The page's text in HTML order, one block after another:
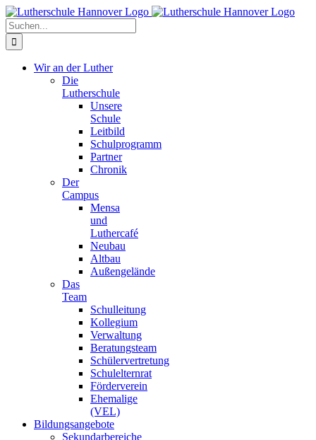
Zum
Inhalt
springen
Facebook
X
Instagram
Pinterest
Suche
nach:
Wir an der Luther
Die
Lutherschule
Unsere
Schule
Leitbild
Schulprogramm
Partner
Chronik
Der
Campus
Mensa
und
Luthercafé
Neubau
Altbau
Außengelände
Das
Team
Schulleitung
Kollegium
Verwaltung
Beratungsteam
Schülervertretung
Schulelternrat
Förderverein
Ehemalige
(VEL)
Bildungsangebote
Sekundarbereiche